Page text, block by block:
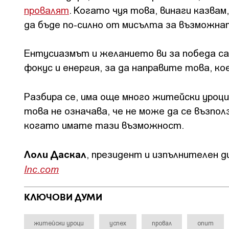
провалят. Когато чуя това, винаги
да бъде по-силно от мисълта за
Ентусиазмът и желанието ви за победа
фокус и енергия, за да направите това,
Разбира се, има още много житейски
това не означава, че не може да се
когато имате тази възможност.
Лоли Даскал, президент и изпълнителен
Inc.com
КЛЮЧОВИ ДУМИ
житейски уроци успех провал опит